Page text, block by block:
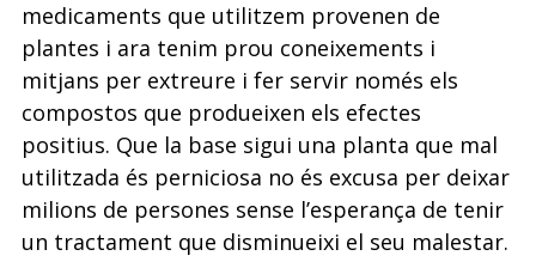
medicaments que utilitzem provenen de
plantes i ara tenim prou coneixements i
mitjans per extreure i fer servir només els
compostos que produeixen els efectes
positius. Que la base sigui una planta que mal
utilitzada és perniciosa no és excusa per deixar
milions de persones sense l’esperança de tenir
un tractament que disminueixi el seu malestar.